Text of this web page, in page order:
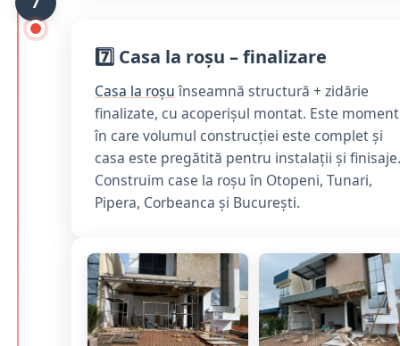
7️⃣ Casa la roșu – finalizare
Casa la roșuînseamnă structură + zidărie
finalizate, cu acoperișul montat. Este
în care volumul construcției este complet și
casa este pregătită pentru instalații și finisaje.
Construim case la roșu în Otopeni, Tunari,
Pipera, Corbeanca și București.